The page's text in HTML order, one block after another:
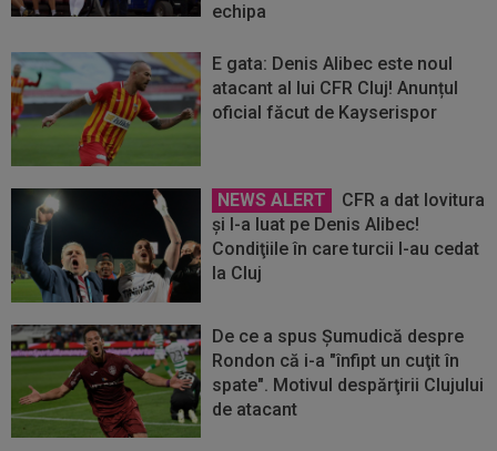
echipa
E gata: Denis Alibec este noul
atacant al lui CFR Cluj! Anunțul
oficial făcut de Kayserispor
NEWS ALERT
CFR a dat lovitura
şi l-a luat pe Denis Alibec!
Condiţiile în care turcii l-au cedat
la Cluj
De ce a spus Şumudică despre
Rondon că i-a "înfipt un cuţit în
spate". Motivul despărţirii Clujului
de atacant